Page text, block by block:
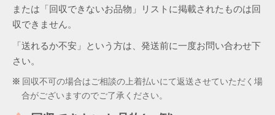
または「回収できないお品物」リストに掲載されたものは回
収できません。
「送れるか不安」という方は、発送前に一度お問い合わせ下
さい。
回収不可の場合はご相談の上着払いにて返送させていただく場
合がございますのでご了承ください。